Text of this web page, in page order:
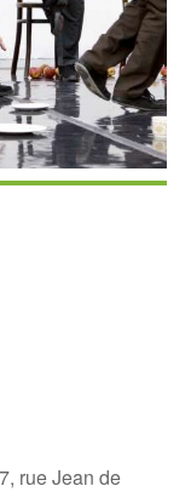
rue Jean de